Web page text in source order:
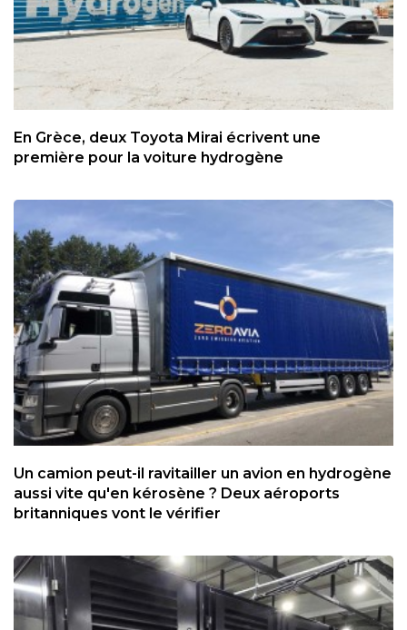
En Grèce, deux Toyota Mirai écrivent une
première pour la voiture hydrogène
Un camion peut-il ravitailler un avion en hydrogène
aussi vite qu'en kérosène ? Deux aéroports
britanniques vont le vérifier